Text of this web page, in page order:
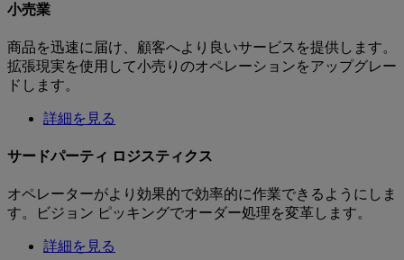
小売業
商品を迅速に届け、顧客へより良いサービスを提供します。
拡張現実を使用して小売りのオペレーションをアップグレー
ドします。
詳細を見る
サードパーティ ロジスティクス
オペレーターがより効果的で効率的に作業できるようにしま
す。ビジョン ピッキングでオーダー処理を変革します。
詳細を見る